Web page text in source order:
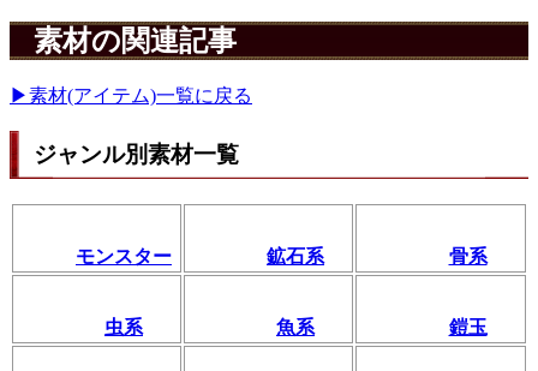
素材の関連記事
▶素材(アイテム)一覧に戻る
ジャンル別素材一覧
モンスター 鉱石系 骨系
虫系 魚系 鎧玉